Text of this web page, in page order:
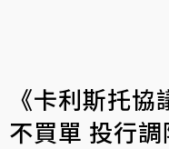
《卡利斯托
不買單 投行